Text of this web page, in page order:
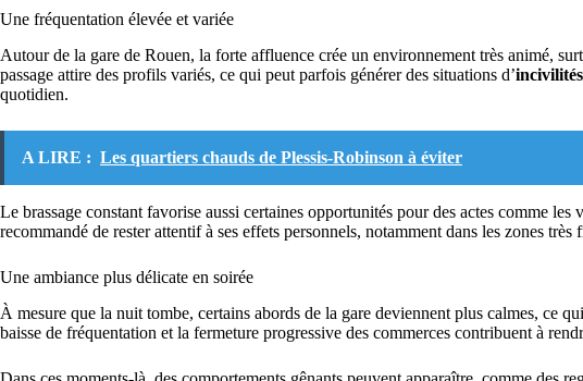
Une fréquentation élevée et variée
Autour de la gare de Rouen, la forte affluence crée un environnement très animé,
passage attire des profils variés, ce qui peut parfois générer des situations d’
quotidien.
A LIRE : Les quartiers chauds de Plessis-Robinson à éviter
Le brassage constant favorise aussi certaines opportunités pour des actes comme
recommandé de rester attentif à ses effets personnels, notamment dans les zones très
Une ambiance plus délicate en soirée
À mesure que la nuit tombe, certains abords de la gare deviennent plus calmes, ce
baisse de fréquentation et la fermeture progressive des commerces contribuent à